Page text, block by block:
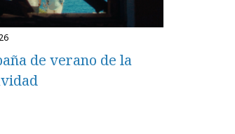
de verano de la